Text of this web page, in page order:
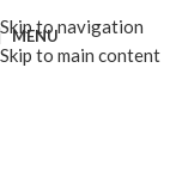
Skip to navigation
Skip to main content
MENU